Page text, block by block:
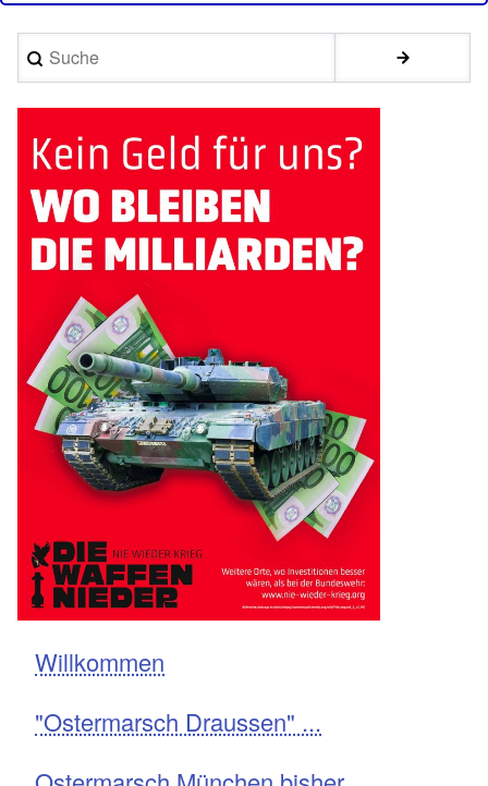
Suche
Navigation
Willkommen
"Ostermarsch Draussen" ...